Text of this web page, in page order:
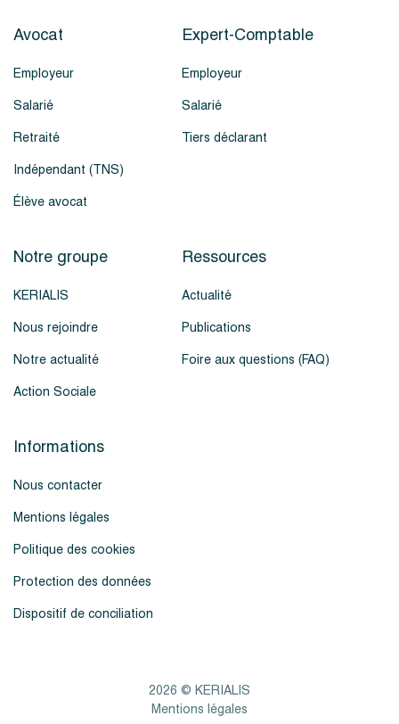
Avocat
Employeur
Salarié
Retraité
Indépendant (TNS)
Élève avocat
Expert-Comptable
Employeur
Salarié
Tiers déclarant
Notre groupe
KERIALIS
Nous rejoindre
Notre actualité
Action Sociale
Ressources
Actualité
Publications
Foire aux questions (FAQ)
Informations
Nous contacter
Mentions légales
Politique des cookies
Protection des données
Dispositif de conciliation
2026 © KERIALIS
Mentions légales